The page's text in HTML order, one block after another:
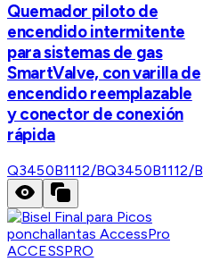
Quemador piloto de
encendido intermitente
para sistemas de gas
SmartValve, con varilla de
encendido reemplazable
y conector de conexión
rápida
Q3450B1112/BQ3450B1112/B
ACCESSPRO